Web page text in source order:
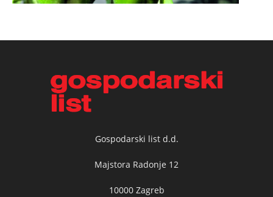
Gospodarski list d.d.
Majstora Radonje 12
10000 Zagreb